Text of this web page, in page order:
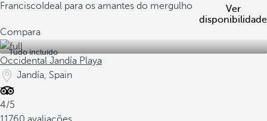
Francisco Ideal para os amantes do mergulho
Ver
disponibilidade
Compara
Tudo incluído
Occidental Jandía Playa
Jandía, Spain
4/5